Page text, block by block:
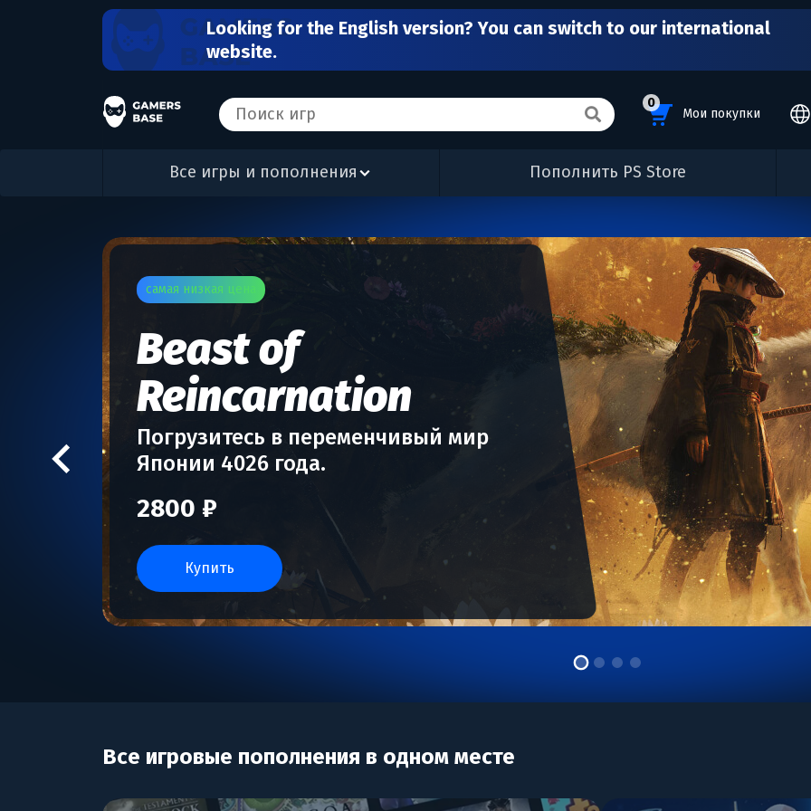
Looking for the English version? You can switch to our international
website.
0
Мои покупки
Все игры и пополнения Пополнить PS Store
самая низкая цена
Beast of
Reincarnation
Погрузитесь в переменчивый мир
Японии 4026 года.
2800 ₽
купить
Все игровые пополнения в одном месте